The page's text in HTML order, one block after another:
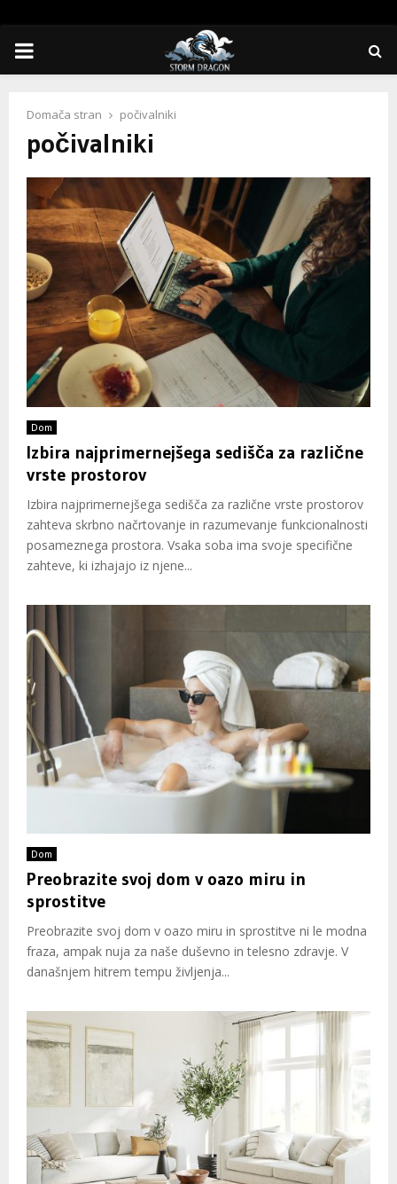
PRIMARY
Domača stran počivalniki
počivalniki
Dom
Izbira najprimernejšega sedišča za različne
vrste prostorov
Izbira najprimernejšega sedišča za različne vrste prostorov
zahteva skrbno načrtovanje in razumevanje funkcionalnosti
posameznega prostora. Vsaka soba ima svoje specifične
zahteve, ki izhajajo iz njene...
Dom
Preobrazite svoj dom v oazo miru in
sprostitve
Preobrazite svoj dom v oazo miru in sprostitve ni le modna
fraza, ampak nuja za naše duševno in telesno zdravje. V
današnjem hitrem tempu življenja...